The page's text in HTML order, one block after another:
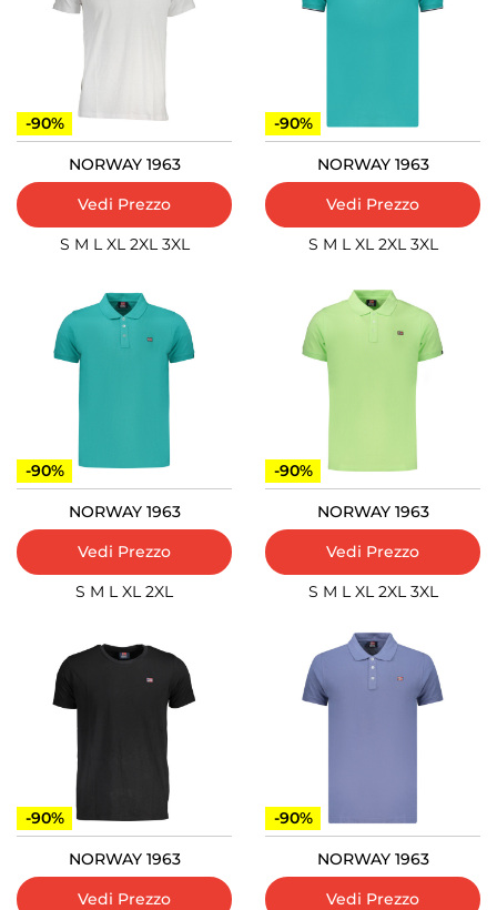
-90%
NORWAY 1963
Vedi Prezzo
S M L XL 2XL 3XL
-90%
NORWAY 1963
Vedi Prezzo
S M L XL 2XL 3XL
-90%
NORWAY 1963
Vedi Prezzo
S M L XL 2XL
-90%
NORWAY 1963
Vedi Prezzo
S M L XL 2XL 3XL
-90%
NORWAY 1963
Vedi Prezzo
-90%
NORWAY 1963
Vedi Prezzo